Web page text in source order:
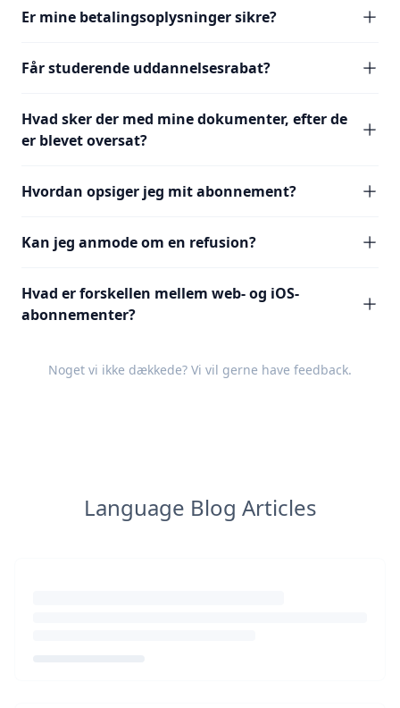
Er mine betalingsoplysninger sikre?
Får studerende uddannelsesrabat?
Hvad sker der med mine dokumenter, efter de
er blevet oversat?
Hvordan opsiger jeg mit abonnement?
Kan jeg anmode om en refusion?
Hvad er forskellen mellem web- og iOS-
abonnementer?
Noget vi ikke dækkede? Vi vil gerne have feedback.
Language Blog Articles